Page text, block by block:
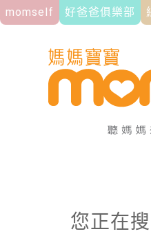
momself 好爸爸俱樂部
您正在